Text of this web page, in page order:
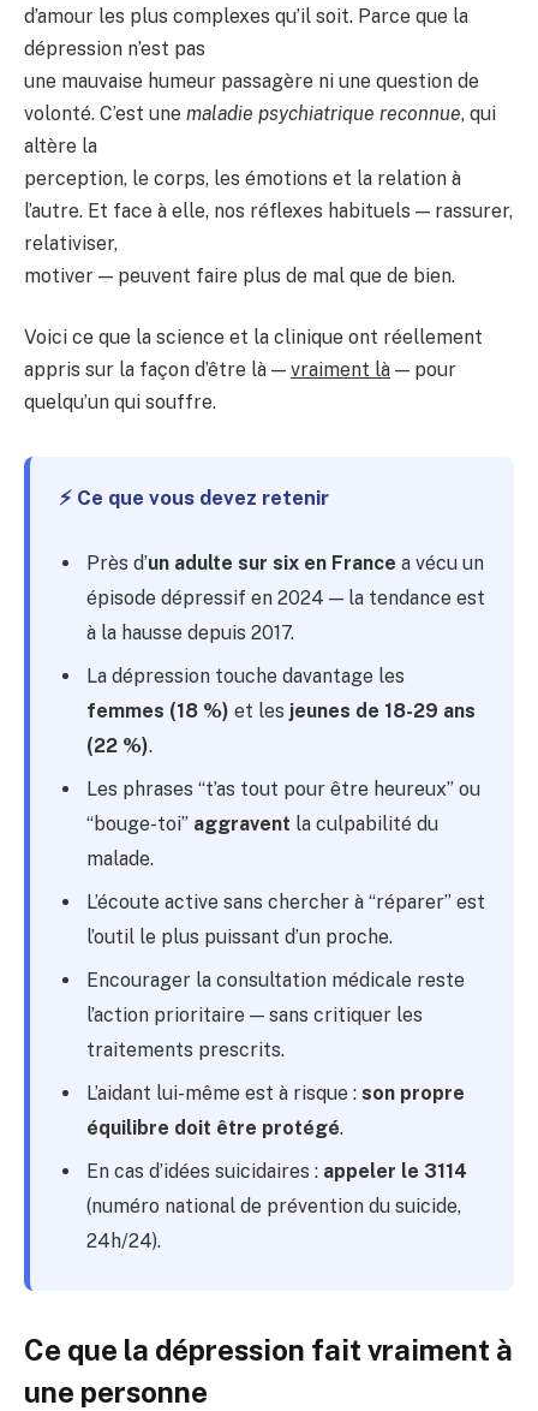
d’amour les plus complexes qu’il soit. Parce que la
dépression n’est pas
une mauvaise humeur passagère ni une question de
volonté. C’est une maladie psychiatrique reconnue, qui
altère la
perception, le corps, les émotions et la relation à
l’autre. Et face à elle, nos réflexes habituels — rassurer,
relativiser,
motiver — peuvent faire plus de mal que de bien.
Voici ce que la science et la clinique ont réellement
appris sur la façon d’être là — vraiment là — pour
quelqu’un qui souffre.
⚡ Ce que vous devez retenir
Près d’un adulte sur six en France a vécu un
épisode dépressif en 2024 — la tendance est
à la hausse depuis 2017.
La dépression touche davantage les
femmes (18 %) et les jeunes de 18-29 ans
(22 %).
Les phrases “t’as tout pour être heureux” ou
“bouge-toi” aggravent la culpabilité du
malade.
L’écoute active sans chercher à “réparer” est
l’outil le plus puissant d’un proche.
Encourager la consultation médicale reste
l’action prioritaire — sans critiquer les
traitements prescrits.
L’aidant lui-même est à risque : son propre
équilibre doit être protégé.
En cas d’idées suicidaires : appeler le 3114
(numéro national de prévention du suicide,
24h/24).
Ce que la dépression fait vraiment à
une personne